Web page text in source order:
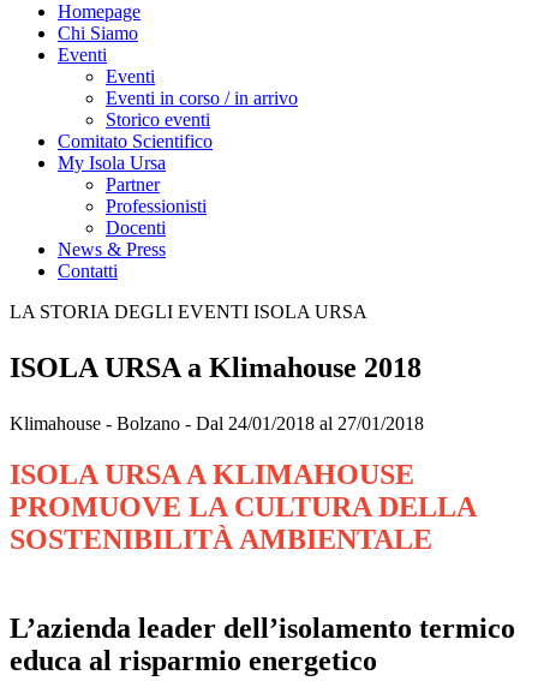
Homepage
Chi Siamo
Eventi
Eventi
Eventi in corso / in arrivo
Storico eventi
Comitato Scientifico
My Isola Ursa
Partner
Professionisti
Docenti
News & Press
Contatti
LA STORIA DEGLI EVENTI ISOLA URSA
ISOLA URSA a Klimahouse 2018
Klimahouse - Bolzano - Dal 24/01/2018 al 27/01/2018
ISOLA URSA A KLIMAHOUSE
PROMUOVE LA CULTURA DELLA
SOSTENIBILITÀ AMBIENTALE
L’azienda leader dell’isolamento termico
educa al risparmio energetico